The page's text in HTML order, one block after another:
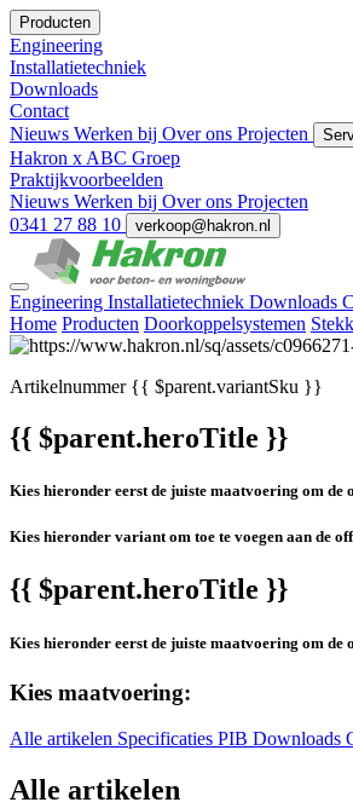
Producten
Engineering
Installatietechniek
Downloads
Contact
Nieuws Werken bij Over ons Projecten
Hakron x ABC Groep
Praktijkvoorbeelden
Nieuws Werken bij Over ons Projecten
0341 27 88 10
verkoop@hakron.nl
Engineering Installatietechniek Downloads
Home Producten Doorkoppelsystemen
Artikelnummer{{ $parent.variantSku }}
{{ $parent.heroTitle }}
Kies hieronder eerst de juiste maatvoering om
Kies hieronder variant om toe te voegen aan de
{{ $parent.heroTitle }}
Kies hieronder eerst de juiste maatvoering om
Kies maatvoering:
Alle artikelen Specificaties PIB Downloads
Alle artikelen